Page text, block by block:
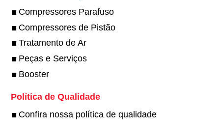
Compressores Parafuso
Compressores de Pistão
Tratamento de Ar
Peças e Serviços
Booster
Política de Qualidade
Confira nossa política de qualidade